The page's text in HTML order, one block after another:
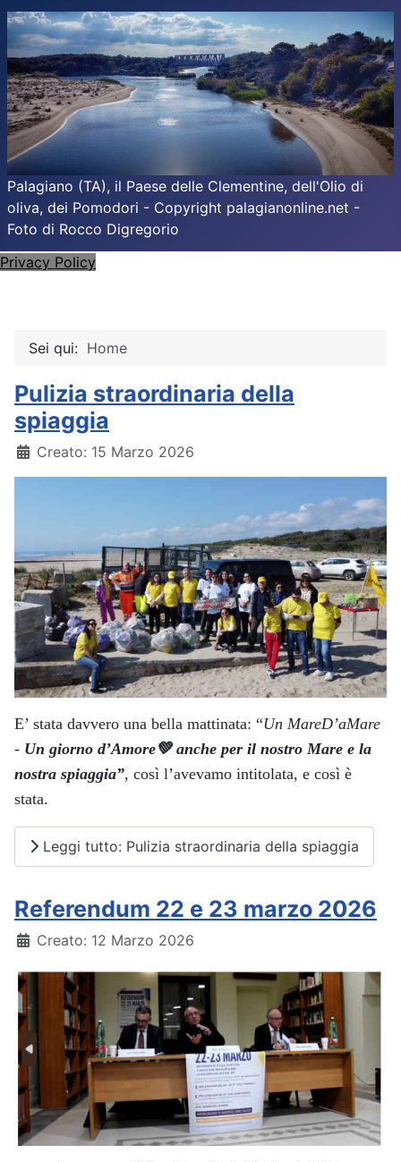
Palagiano (TA), il Paese delle Clementine, dell'Olio di
oliva, dei Pomodori - Copyright palagianonline.net -
Foto di Rocco Digregorio
Privacy Policy
Sei qui: Home
Pulizia straordinaria della
spiaggia
Dettagli
Creato: 15 Marzo 2026
E’ stata davvero una bella mattinata: “Un MareD’aMare
- Un giorno d’Amore💚anche per il nostro Mare e la
nostra spiaggia”, così l’avevamo intitolata, e così è
stata.
Leggi tutto: Pulizia straordinaria della spiaggia
Referendum 22 e 23 marzo 2026
Dettagli
Creato: 12 Marzo 2026